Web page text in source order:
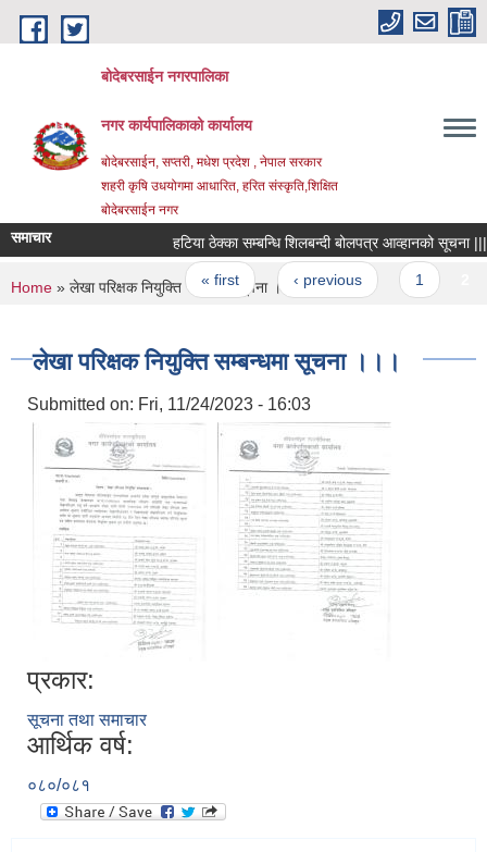
Skip to main content
बोदेबरसाईन नगरपालिका
नगर कार्यपालिकाको कार्यालय
बोदेबरसाईन, सप्तरी, मधेश प्रदेश , नेपाल सरकार
शहरी कृषि उधयोगमा आधारित, हरित संस्कृति,शिक्षित
बोदेबरसाईन नगर
समाचार हटिया ठेक्का सम्बन्धि शिलबन्दी बोलपत्र आव्हानको सूचना |||
Pages
« first ‹ previous
You are here
Home » लेखा परिक्षक नियुक्ति सम्बन्धमा सूचना ।।।
लेखा परिक्षक नियुक्ति सम्बन्धमा सूचना ।।।
Submitted on: Fri, 11/24/2023 - 16:03
प्रकार:
सूचना तथा समाचार
आर्थिक वर्ष:
०८०/०८१